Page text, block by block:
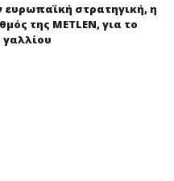
ευρωπαϊκή στρατηγική, η
της METLEN, για το